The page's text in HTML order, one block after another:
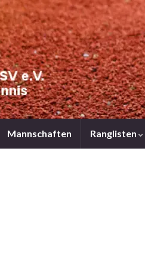
Mannschaften Ranglisten